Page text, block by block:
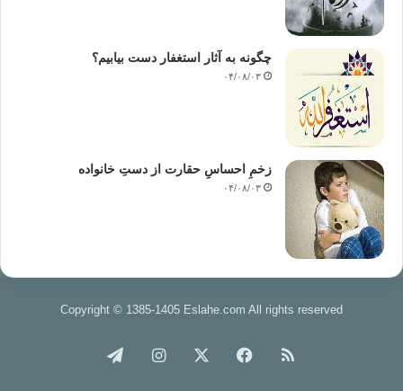
چگونه به آثار استغفار دست بیابیم؟
۰۴/۰۸/۰۳
زخمِ احساسِ حقارت از دستِ خانواده
۰۴/۰۸/۰۳
Copyright © 1385-1405 Eslahe.com All rights reserved
خوراک فیس اینستاگرام